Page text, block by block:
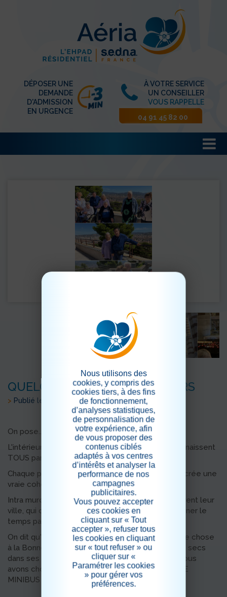
DÉPOSER UNE
DEMANDE
D'ADMISSION
EN URGENCE
À VOTRE SERVICE
UN CONSEILLER
VOUS RAPPELLE
04 91 45 82 00
QUELQUES CLICHES SOUVENIRS
> Publié le 14/09/2025
On pose...
L'intérieur de la basilique... que les marseillais connaissent
TOUS par coeur !
Chaque petite sortie reste une mini aventure, et crée une
vraie cohésion entre les participants.
Intra muros, à Marseille, les résidents (re)découvrent leur
ville, qui change, au fil du temps, l'occasion d'égrener le
temps passé, les anecdotes, la vie, aujourd'hui.
On dit qu'à Marseille, pour aller demander quelque chose
à la Bonne Mère, il fallait mettre des pois chiches secs
dans ses souliers et se faire la montée, avec... Nous
avons choisi une option beaucoup plus sobre... LE
MINIBUS SEDNA, c'est bien aussi !
Nous utilisons des
cookies, y compris des
cookies tiers, à des fins
de fonctionnement,
d’analyses statistiques,
de personnalisation de
votre expérience, afin
de vous proposer des
contenus ciblés
adaptés à vos centres
d’intérêts et analyser la
performance de nos
campagnes
publicitaires.
Vous pouvez accepter
ces cookies en
cliquant sur « Tout
accepter », refuser tous
les cookies en cliquant
sur « tout refuser » ou
cliquer sur «
Paramétrer les cookies
» pour gérer vos
préférences.